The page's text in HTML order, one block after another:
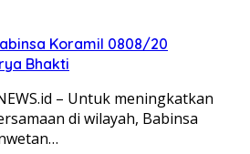
Koramil 0808/20
Bhakti
– Untuk meningkatkan
di wilayah, Babinsa